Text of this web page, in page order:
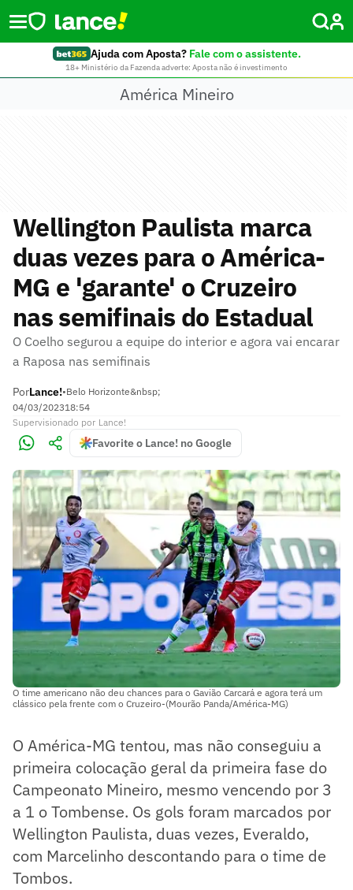
Ajuda com Aposta? Fale com o assistente.
18+ Ministério da Fazenda adverte: Aposta não é investimento
América Mineiro
Wellington Paulista marca
duas vezes para o América-
MG e 'garante' o Cruzeiro
nas semifinais do Estadual
O Coelho segurou a equipe do interior e agora vai encarar
a Raposa nas semifinais
PorLance!•Belo Horizonte&nbsp;
04/03/202318:54
Supervisionado por Lance!
Favorite o Lance! no Google
O time americano não deu chances para o Gavião Carcará e agora terá um
clássico pela frente com o Cruzeiro-(Mourão Panda/América-MG)
O América-MG tentou, mas não conseguiu a
primeira colocação geral da primeira fase do
Campeonato Mineiro, mesmo vencendo por 3
a 1 o Tombense. Os gols foram marcados por
Wellington Paulista, duas vezes, Everaldo,
com Marcelinho descontando para o time de
Tombos.